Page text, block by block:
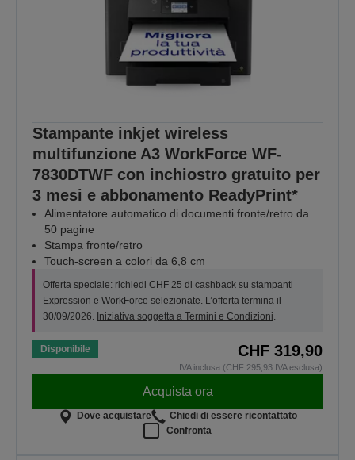
Stampante inkjet wireless
multifunzione A3 WorkForce WF-
7830DTWF con inchiostro gratuito per
3 mesi e abbonamento ReadyPrint*
Alimentatore automatico di documenti fronte/retro da
50 pagine
Stampa fronte/retro
Touch-screen a colori da 6,8 cm
Offerta speciale: richiedi CHF 25 di cashback su stampanti
Expression e WorkForce selezionate. L’offerta termina il
30/09/2026. Iniziativa soggetta a Termini e Condizioni.
Disponibile CHF 319,90
IVA inclusa (CHF 295,93 IVA esclusa)
Acquista ora
Dove acquistare
Chiedi di essere ricontattato
Confronta